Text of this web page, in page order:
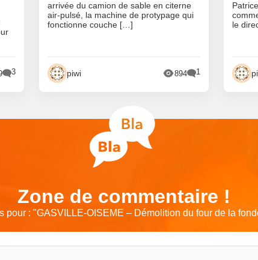
3
arrivée du camion de sable en citerne
air-pulsé, la machine de protypage qui
fonctionne couche […]
piwi 894 1
le
Zone de commentaire !
pour : "GASVILLE-OISEME – Démolition du four de la